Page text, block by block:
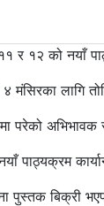
र १२ को नयाँ
४ मंसिरका लागि
अभिभावक र
नयाँ पाठ्यक्रम
बिक्री